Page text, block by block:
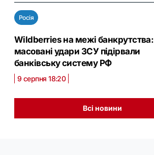
Росія
Wildberries на межі банкрутства:
масовані удари ЗСУ підірвали
банківську систему РФ
9 серпня 18:20
Всі новини